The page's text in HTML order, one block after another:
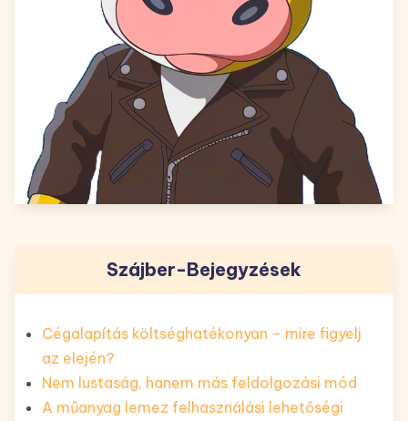
Szájber-Bejegyzések
Cégalapítás költséghatékonyan – mire figyelj
az elején?
Nem lustaság, hanem más feldolgozási mód
A műanyag lemez felhasználási lehetőségi